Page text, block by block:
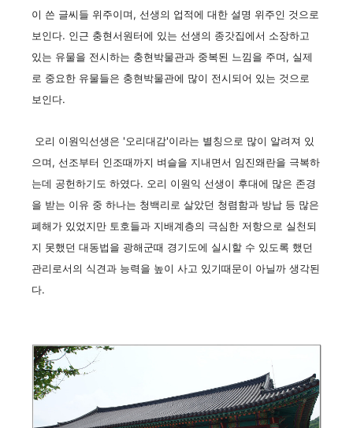
이 쓴 글씨들 위주이며, 선생의 업적에 대한 설명 위주인 것으로
보인다. 인근 충현서원터에 있는 선생의 종갓집에서 소장하고
있는 유물을 전시하는 충현박물관과 중복된 느낌을 주며, 실제
로 중요한 유물들은 충현박물관에 많이 전시되어 있는 것으로
보인다.
오리 이원익선생은 '오리대감'이라는 별칭으로 많이 알려져 있
으며, 선조부터 인조때까지 벼슬을 지내면서 임진왜란을 극복하
는데 공헌하기도 하였다. 오리 이원익 선생이 후대에 많은 존경
을 받는 이유 중 하나는 청백리로 살았던 청렴함과 방납 등 많은
폐해가 있었지만 토호들과 지배계층의 극심한 저항으로 실천되
지 못했던 대동법을 광해군때 경기도에 실시할 수 있도록 했던
관리로서의 식견과 능력을 높이 사고 있기때문이 아닐까 생각된
다.